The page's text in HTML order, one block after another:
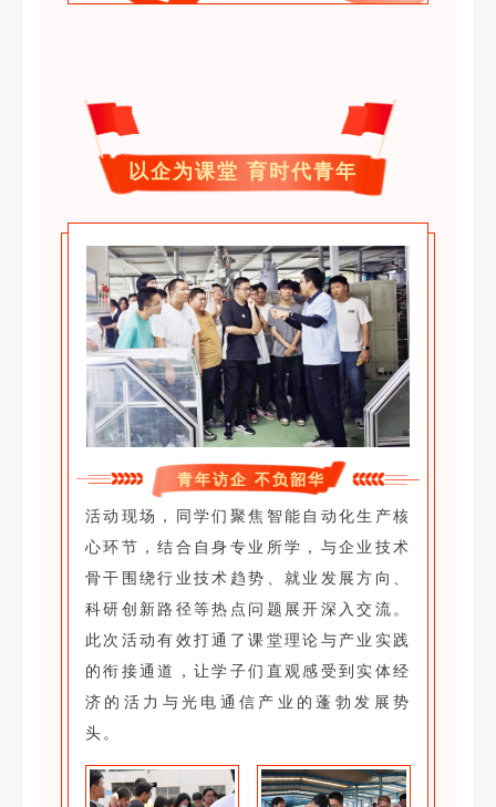
以企为课堂 育时代青年
青年访企 不负韶华
活动现场，同学们聚焦智能自动化生产核
心环节，结合自身专业所学，与企业技术
骨干围绕行业技术趋势、就业发展方向、
科研创新路径等热点问题展开深入交流。
此次活动有效打通了课堂理论与产业实践
的衔接通道，让学子们直观感受到实体经
济的活力与光电通信产业的蓬勃发展势
头。